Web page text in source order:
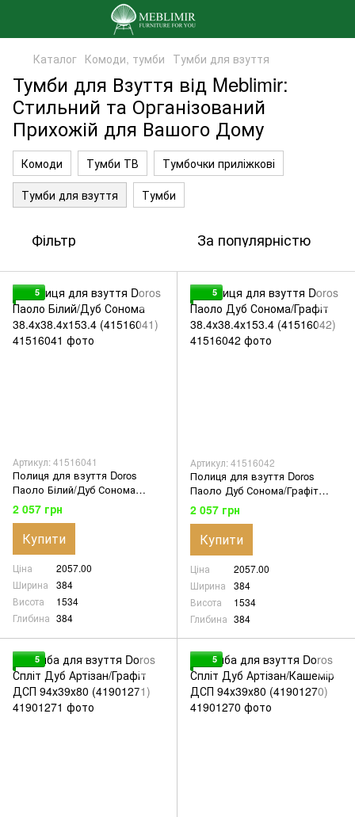
Каталог Комоди, тумби Тумби для взуття
Тумби для Взуття від Meblimir:
Стильний та Організований
Прихожій для Вашого Дому
Комоди Тумби ТВ
Тумбочки приліжкові
Тумби для взуття
Тумби
Фільтр За популярністю
5
Артикул: 41516041
Полиця для взуття Doros
Паоло Білий/Дуб Сонома
38.4х38.4х153.4 (41516041)
2 057 грн
Купити
Ціна
2057.00
Ширина
384
Висота
1534
Глибина 384
5
Артикул: 41516042
Полиця для взуття Doros
Паоло Дуб Сонома/Графіт
38.4х38.4х153.4 (41516042)
2 057 грн
Купити
Ціна
2057.00
Ширина
384
Висота
1534
Глибина 384
5 5